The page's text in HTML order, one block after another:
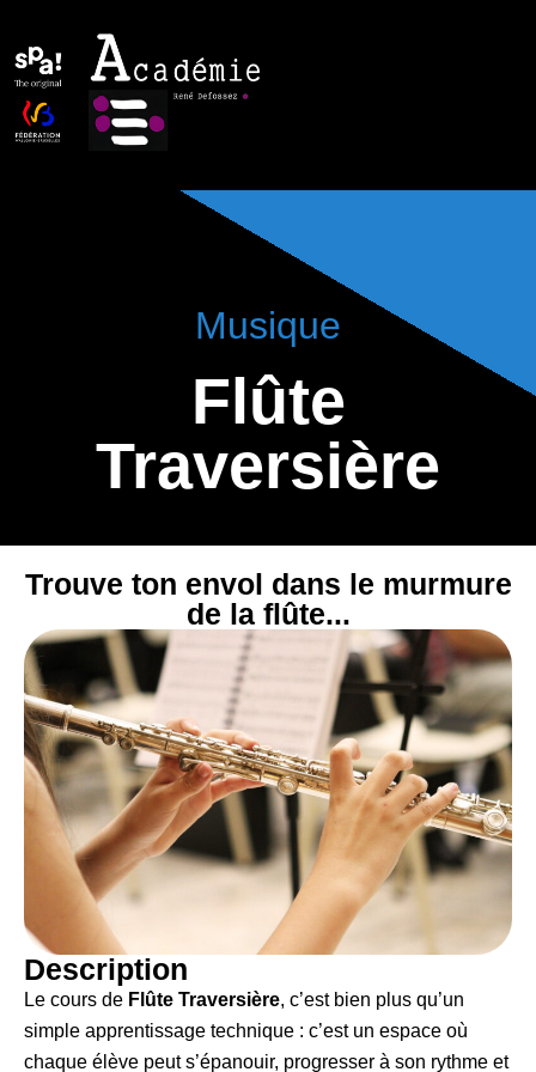
Flûte traversière
Musique
Flûte
Traversière
Trouve ton envol dans le murmure
de la flûte...
Description
Le cours de Flûte Traversière, c’est bien plus qu’un
simple apprentissage technique : c’est un espace où
chaque élève peut s’épanouir, progresser à son rythme et